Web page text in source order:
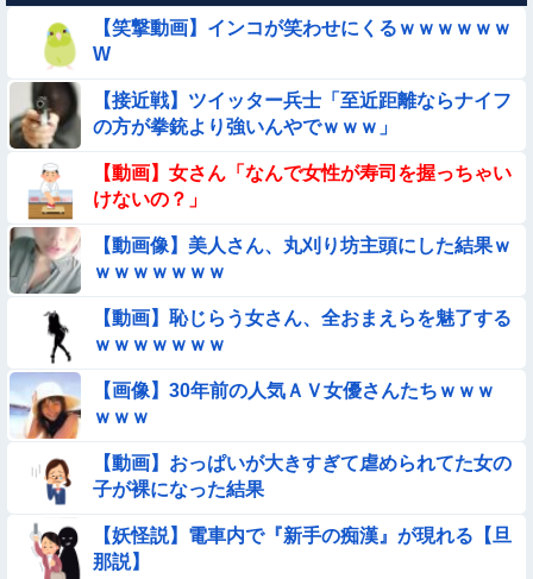
【動画】美少女4人組の20年後の姿がヤバいwwwwww
【動画】韓国アイドルさん、ヱチヱチ限界点を超えてしまう
【画像】夏のバイクがヤバすぎるｗｗｗｗｗ
【動画】広島に落とされた『原子爆弾』の『再現動画』がこち
ら・・・
【動画】デブの喧嘩 ガチでヤバい……
【動画】女子中学生の『チン媚びダンス』が気持ち悪い🤮
【画像】プールに来てた水着JCたち どの娘を選ぶの？
【画像】プールで水着が脱げちゃった女の子の反応ｗｗｗｗｗ
ｗｗｗ
【画像】女子高生「え待って、パパが隣りの車両いる。。。」
【笑撃動画】インコが笑わせにくるｗｗｗｗｗｗ
W
【接近戦】ツイッター兵士「至近距離ならナイフ
の方が拳銃より強いんやでｗｗｗ」
【動画】女さん「なんで女性が寿司を握っちゃい
けないの？」
【動画像】美人さん、丸刈り坊主頭にした結果ｗ
ｗｗｗｗｗｗｗ
【動画】恥じらう女さん、全おまえらを魅了する
ｗｗｗｗｗｗｗ
【画像】30年前の人気ＡＶ女優さんたちｗｗｗ
ｗｗｗ
【動画】おっぱいが大きすぎて虐められてた女の
子が裸になった結果
【妖怪説】電車内で『新手の痴漢』が現れる【旦
那説】